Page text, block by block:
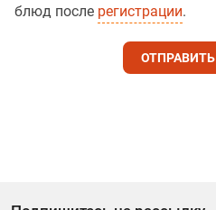
блюд после регистрации.
ОТПРАВИТЬ